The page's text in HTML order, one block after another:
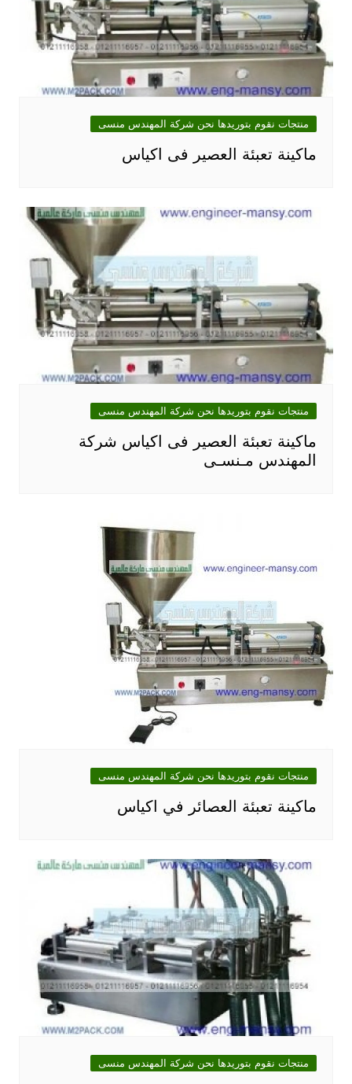
منتجات نقوم بتوريدها نحن شركة المهندس منسى
ماكينة تعبئة العصير فى اكياس
منتجات نقوم بتوريدها نحن شركة المهندس منسى
ماكينة تعبئة العصير فى اكياس شركة
المهندس مـنسـى
منتجات نقوم بتوريدها نحن شركة المهندس منسى
ماكينة تعبئة العصائر في اكياس
منتجات نقوم بتوريدها نحن شركة المهندس منسى